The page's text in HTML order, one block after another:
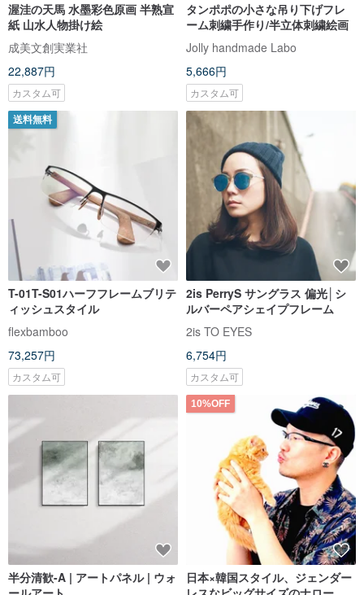
渥洼の天馬 水墨彩色原画 半熟宣
紙 山水人物掛け絵
成美文創実業社
22,887円
カスタム可
タンポポの小さな吊り下げフレ
ーム刺繍手作り/半立体刺繍絵画
Jolly handmade Labo
5,666円
カスタム可
送料無料
T-01T-S01ハーフフレームブリテ
ィッシュスタイル
flexbamboo
73,257円
カスタム可
2is PerryS サングラス 偏光│シ
ルバーペアシェイプフレーム
2is TO EYES
6,754円
カスタム可
半分清歓-A | アートパネル | ウォ
10%OFF
日本×韓国スタイル、ジェンダー